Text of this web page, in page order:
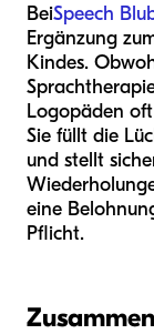
BeiSpeech
Ergänzung
Kindes.
Logopäden
Sie füllt die
und stellt
eine
Pflicht.